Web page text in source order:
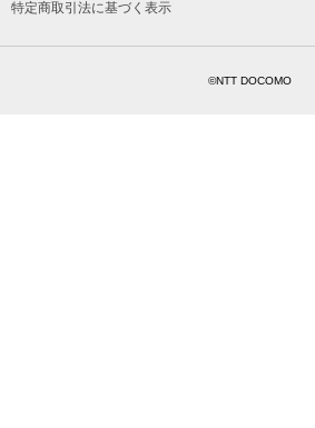
特定商取引法に基づく表示
©NTT DOCOMO